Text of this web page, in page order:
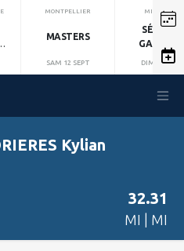
MONTPELLIER
MASTERS
SAM 12 SEPT
MIRANDOL
SÉGALA-
GARONNE
MANCHE 2
DIM 13 SEPT
Kylian
32.31
MI | MI